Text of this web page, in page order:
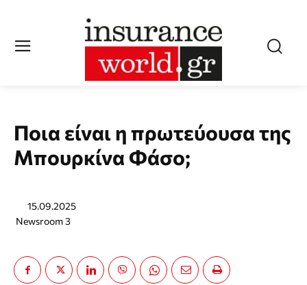
Ποια είναι η πρωτεύουσα της
Μπουρκίνα Φάσο;
15.09.2025
Newsroom 3